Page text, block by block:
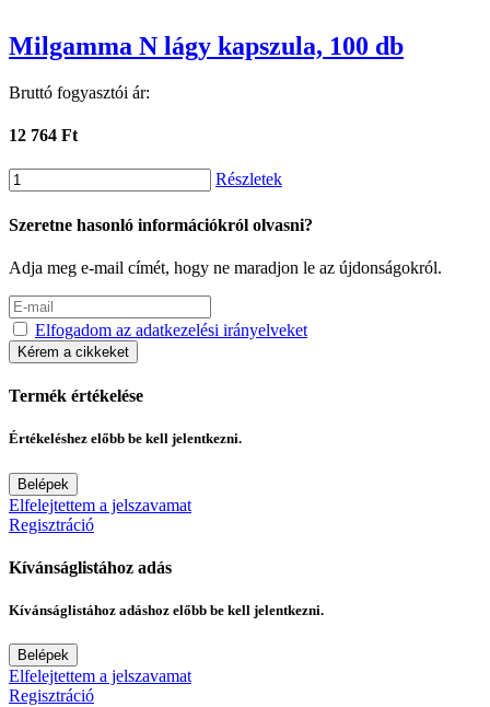
Milgamma N lágy kapszula, 100 db
Bruttó fogyasztói ár:
12 764 Ft
Részletek
Szeretne hasonló információkról olvasni?
Adja meg e-mail címét, hogy ne maradjon le az újdonságokról.
Elfogadom az adatkezelési irányelveket
Kérem a cikkeket
Termék értékelése
Értékeléshez előbb be kell jelentkezni.
Belépek
Elfelejtettem a jelszavamat
Regisztráció
Kívánságlistához adás
Kívánságlistához adáshoz előbb be kell jelentkezni.
Belépek
Elfelejtettem a jelszavamat
Regisztráció